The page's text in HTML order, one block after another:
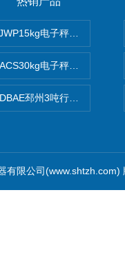
电子秤价格,15公
ACS30kg电子秤价格,30公
DBAE邳州3吨行车电子吊秤
有限公司(www.shtzh.com)